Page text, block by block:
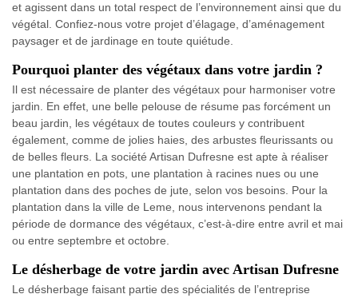
et agissent dans un total respect de l’environnement ainsi que du
végétal. Confiez-nous votre projet d’élagage, d’aménagement
paysager et de jardinage en toute quiétude.
Pourquoi planter des végétaux dans votre jardin ?
Il est nécessaire de planter des végétaux pour harmoniser votre
jardin. En effet, une belle pelouse de résume pas forcément un
beau jardin, les végétaux de toutes couleurs y contribuent
également, comme de jolies haies, des arbustes fleurissants ou
de belles fleurs. La société Artisan Dufresne est apte à réaliser
une plantation en pots, une plantation à racines nues ou une
plantation dans des poches de jute, selon vos besoins. Pour la
plantation dans la ville de Leme, nous intervenons pendant la
période de dormance des végétaux, c’est-à-dire entre avril et mai
ou entre septembre et octobre.
Le désherbage de votre jardin avec Artisan Dufresne
Le désherbage faisant partie des spécialités de l’entreprise